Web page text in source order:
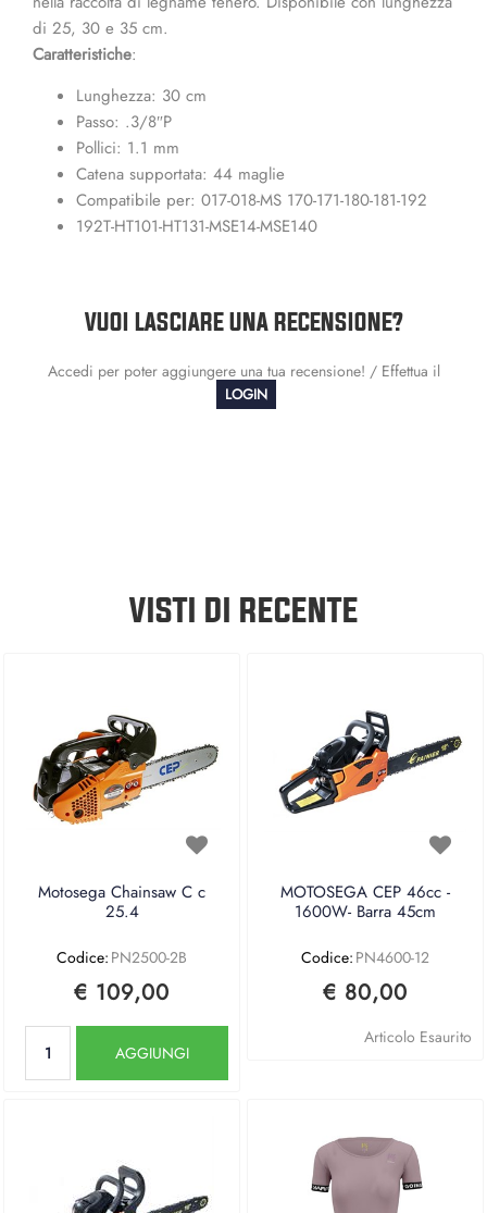
di 25, 30 e 35 cm.
Caratteristiche:
Lunghezza: 30 cm
Passo: .3/8″P
Pollici: 1.1 mm
Catena supportata: 44 maglie
Compatibile per: 017-018-MS 170-171-180-181-192
192T-HT101-HT131-MSE14-MSE140
VUOI LASCIARE UNA RECENSIONE?
Accedi per poter aggiungere una tua recensione! / Effettua il
LOGIN
VISTI DI RECENTE
Motosega Chainsaw C c
25.4
Codice: PN2500-2B
€ 109,00
AGGIUNGI
MOTOSEGA CEP 46cc -
1600W- Barra 45cm
Codice: PN4600-12
€ 80,00
Articolo Esaurito